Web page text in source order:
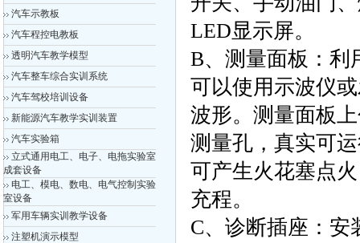
汽车示教板
汽车程控电教板
透明汽车教学模型
汽车整车综合实训系统
汽车驾校培训设备
新能源汽车教学实训装置
汽车实验箱
立式通用电工、电子、电拖实验室
成套设备
电工、模电、数电、电气控制实验
室设备
军用车辆实训教学设备
注塑机演示模型
LED显示屏。
B、测量面板：利
可以使用示波仪
波形。测量面板
测量孔，真实可
可产生火花塞点
充程。
C、诊断插座：安